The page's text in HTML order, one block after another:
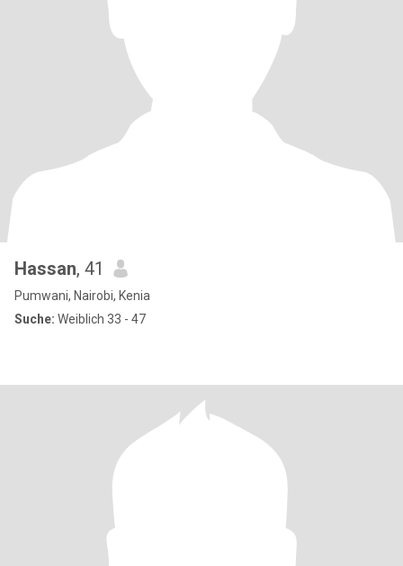
Hassan, 41
Pumwani, Nairobi, Kenia
Suche: Weiblich 33 - 47